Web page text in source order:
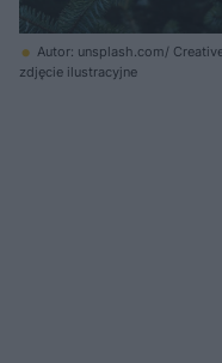
Autor: unsplash.com/
zdjęcie ilustracyjne